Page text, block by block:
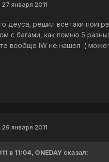
27 января 2011
деуса, решил всетаки
с багами, как помню 5
вообще IW не нашел :(
29 января 2011
в 11:04, ONEDAY сказал: